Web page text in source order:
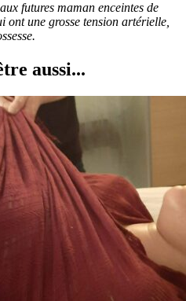
futures maman enceintes de
ont une grosse tension artérielle,
aussi...